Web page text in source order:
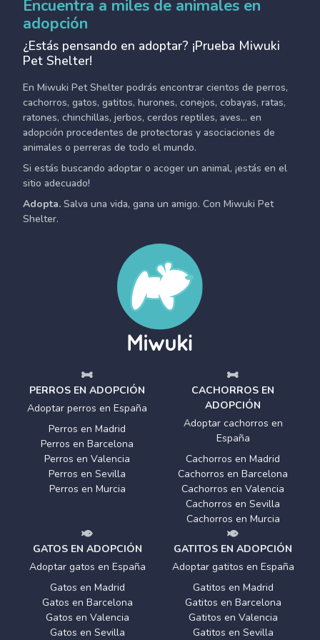
Encuentra a miles de animales en
adopción
¿Estás pensando en adoptar? ¡Prueba Miwuki
Pet Shelter!
En Miwuki Pet Shelter podrás encontrar cientos de perros,
cachorros, gatos, gatitos, hurones, conejos, cobayas, ratas,
ratones, chinchillas, jerbos, cerdos reptiles, aves... en
adopción procedentes de protectoras y asociaciones de
animales o perreras de todo el mundo.
Si estás buscando adoptar o acoger un animal, ¡estás en el
sitio adecuado!
Adopta. Salva una vida, gana un amigo. Con Miwuki Pet
Shelter.
PERROS EN ADOPCIÓN
Adoptar perros en España
Perros en Madrid
Perros en Barcelona
Perros en Valencia
Perros en Sevilla
Perros en Murcia
CACHORROS EN
ADOPCIÓN
Adoptar cachorros en
España
Cachorros en Madrid
Cachorros en Barcelona
Cachorros en Valencia
Cachorros en Sevilla
Cachorros en Murcia
GATOS EN ADOPCIÓN
Adoptar gatos en España
Gatos en Madrid
Gatos en Barcelona
Gatos en Valencia
Gatos en Sevilla
GATITOS EN ADOPCIÓN
Adoptar gatitos en España
Gatitos en Madrid
Gatitos en Barcelona
Gatitos en Valencia
Gatitos en Sevilla